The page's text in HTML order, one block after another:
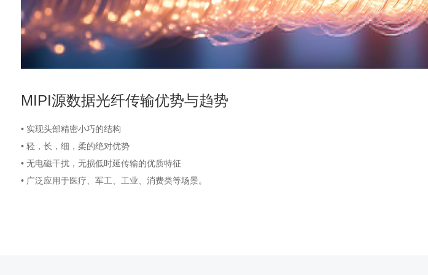
MIPI源数据光纤传输优势与趋势
• 实现头部精密小巧的结构
• 轻，长，细，柔的绝对优势
• 无电磁干扰，无损低时延传输的优质特征
• 广泛应用于医疗、军工、工业、消费类等场景。